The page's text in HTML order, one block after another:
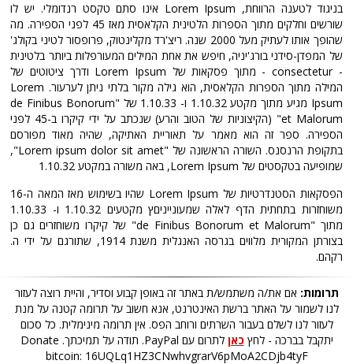
בניגוד לטענה הרווחת, Lorem Ipsum אינו סתם טקסט רנדומלי. יש לו
שורשים וחלקים מתוך הספרות הלטינית הקלאסית מאז 45 לפני הספירה. מה
שהופך אותו לעתיק מעל 2000 שנה. ריצ'רד מקלינטוק, פרופסור לטיני בקולג'
של המפדן-סידני בורג'יניה, חיפש את אחת המילים המעורפלות ביותר בלטינית
- consectetur - מתוך פסקאות של Lorem Ipsum ודרך ציטוטים של
המילה מתוך הספרות הקלאסית, הוא גילה מקור בלתי ניתן לערעור. Lorem
Ipsum מגיע מתוך מקטע 1.10.32 ו- 1.10.33 של "de Finibus Bonorum
et Malorum" (הקיצוניות של הטוב והרע) שנכתב על ידי קיקרו ב-45 לפני
הספירה. ספר זה הוא מאמר על תאוריית האתיקה, שהיה מאוד מפורסם
בתקופת הרנסנס. השורה הראשונה של "Lorem ipsum dolor sit amet",
שמופיעה בטקסטים של Lorem Ipsum, באה משורה במקטע 1.10.32
הפסקאות הסטנדרטיות של Lorem Ipsum שהיו בשימוש מאז המאה ה-16
משוחזרות בתחתית הדף לאלה שמעונייניםץ מקטעים 1.10.32 ו- 1.10.33
מתוך "de Finibus Bonorum et Malorum" של קיקרו משוחזרים גם כן
בצורתן המקורית מלווים בגרסה האנגלית משנת 1914, שתורגם על ידי ה.
רקהם.
תרומות: אם את/ה משתמש/ת באתר זה באופן קבוע וסדיר, והיית רוצה לעזור
לנו לשמור על האתר ברשת האינטרנט, אנא חשוב על תרומה קטנה על מנת
לעזור לנו לשלם בעבור השרתים ורוחב הפס. אין תרומה מינימלית. כל סכום
יתקבל בברכה - לחץ כאן
לתרום עם PayPal. תודה על תמיכתך. Donate
bitcoin: 16UQLq1HZ3CNwhvgrarV6pMoA2CDjb4tyF